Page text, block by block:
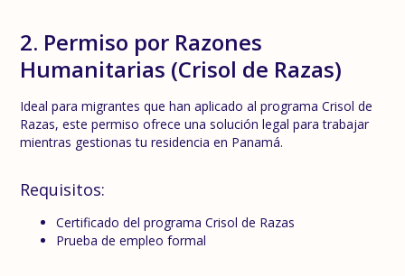
2. Permiso por Razones
Humanitarias (Crisol de Razas)
Ideal para migrantes que han aplicado al programa Crisol de
Razas, este permiso ofrece una solución legal para trabajar
mientras gestionas tu residencia en Panamá.
Requisitos:
Certificado del programa Crisol de Razas
Prueba de empleo formal